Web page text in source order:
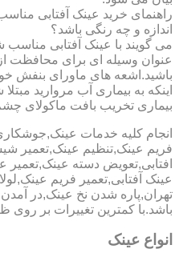
راهنمای خرید عینک آفتابی
اندازه و چه رنگی باشد؟
می گویند با عینک آفتابی مناسب
عنوان وسیله ای برای محافظت از
باشید.اشعه های ماورای بنفش
اینکه به بیماری آب مروارید
بیماری تخریب بافت ماکولای
انجام کلیه خدمات
فریم عینک,تنظیم عینک,تعمیر
افتابی,تعویض دسته
عینک آفتابی,تعمیر فریم
تهران,پاره شدن نخ عینک,در
باشد.با کمترین تغییرات بر
انواع عینک